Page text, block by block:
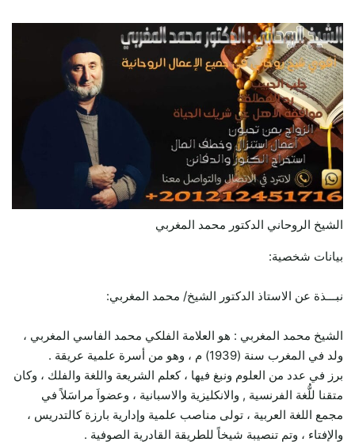
الشيخ الروحاني الدكتور محمد المغربي
بيانات شخصية:
نبـــذة عن الاستاذ الدكتور الشيخ/ محمد المغربي:
الشيخ محمد المغربي : هو العلامة الفلكي محمد الفاسي المغربي ،
ولد في المغرب سنة (1939) م ، وهو من أسرة علمية عريقة .
برز في عدد من العلوم ونبغ فيها ، كعلم الشريعة واللغة والفلك ، وكان
متقنا للُّغة الفرنسية , والانكليزية والاسبانية ، وعضواَ مراسَلاً في
مجمع اللغة العربية ، تولى مناصب علمية وإدارية بارزة كالتدريس ،
والإفتاء ، وتم تنصيبة شيخاً للطريقة القادرية الصوفية .